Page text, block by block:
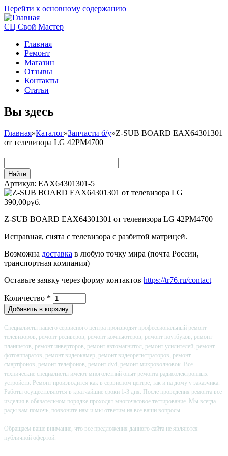
Перейти к основному содержанию
СЦ Свой Мастер
Главная
Ремонт
Магазин
Отзывы
Контакты
Статьи
Вы здесь
Главная»Каталог»Запчасти б/у»Z-SUB BOARD EAX64301301
от телевизора LG 42PM4700
Артикул: EAX64301301-5
390,00руб.
Z-SUB BOARD EAX64301301 от телевизора LG 42PM4700
Исправная, снята с телевизора с разбитой матрицей.
Возможна доставка в любую точку мира (почта России,
транспортная компания)
Оставьте заявку через форму контактов https://tr76.ru/contact
Количество *
Специалисты нашего сервисного центра производят профессиональный ремонт
телевизоров, ремонт ресиверов, ремонт компьютеров, ремонт ноутбуков, ремонт
планшетов, ремонт инверторов, ремонт автомагнитол, ремонт усилителей, ремонт
фотоаппаратов, ремонт видеокамер, ремонт видеорегистраторов, ремонт
смартфонов, ремонт телефонов, ремонт dvd, ремонт микроволновок. Все
технические специалисты имеют многолетний опыт ремонта радиоэлектронных
устройств. Ремонт производится как в сервисном центре, так и на дому у заказчика.
Работы осуществляются в кратчайшие сроки 1-3 дня. После проведения ремонта все
изделия в обязательном порядке проходят многочасовое тестирование. Мы всегда
рады вам помочь, позвоните нам и мы ответим на все ваши вопросы.
Обращаем ваше внимание, что все предложения данного сайта не являются
публичной офертой.